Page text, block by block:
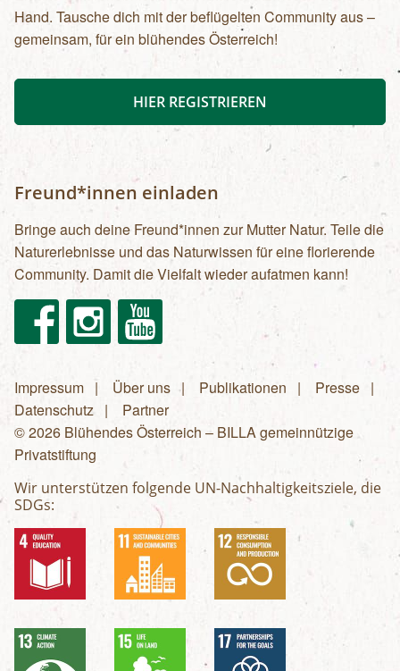
Hand. Tausche dich mit der beflügelten Community aus –
gemeinsam, für ein blühendes Österreich!
HIER REGISTRIEREN
Freund*innen einladen
Bringe auch deine Freund*innen zur Mutter Natur. Teile die
Naturerlebnisse und das Naturwissen für eine florierende
Community. Damit die Vielfalt wieder aufatmen kann!
FacebookInstagram Youtube
Fußzeilenmenü
Impressum Über uns Publikationen
Presse
Datenschutz
Partner
© 2026 Blühendes Österreich – BILLA gemeinnützige
Privatstiftung
Wir unterstützen folgende UN-Nachhaltigkeitsziele, die
SDGs: